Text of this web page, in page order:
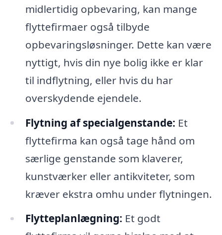
midlertidig opbevaring, kan mange
flyttefirmaer også tilbyde
opbevaringsløsninger. Dette kan være
nyttigt, hvis din nye bolig ikke er klar
til indflytning, eller hvis du har
overskydende ejendele.
Flytning af specialgenstande: Et
flyttefirma kan også tage hånd om
særlige genstande som klaverer,
kunstværker eller antikviteter, som
kræver ekstra omhu under flytningen.
Flytteplanlægning: Et godt